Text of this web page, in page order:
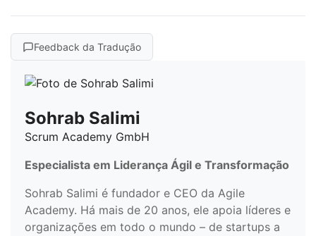
Feedback da Tradução
Sohrab Salimi
Scrum Academy GmbH
Especialista em Liderança Ágil e Transformação
Sohrab Salimi é fundador e CEO da Agile
Academy. Há mais de 20 anos, ele apoia líderes e
organizações em todo o mundo – de startups a